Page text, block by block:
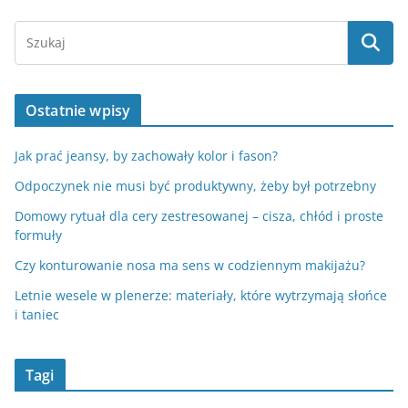
Ostatnie wpisy
Jak prać jeansy, by zachowały kolor i fason?
Odpoczynek nie musi być produktywny, żeby był potrzebny
Domowy rytuał dla cery zestresowanej – cisza, chłód i proste
formuły
Czy konturowanie nosa ma sens w codziennym makijażu?
Letnie wesele w plenerze: materiały, które wytrzymają słońce
i taniec
Tagi